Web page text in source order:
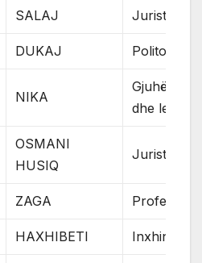
SALAJ Jurist
DUKAJ Politolog
NIKA
Gjuhë
dhe letërsi
OSMANI
HUSIQ
Juriste
ZAGA Profesor
HAXHIBETI Inxhinier